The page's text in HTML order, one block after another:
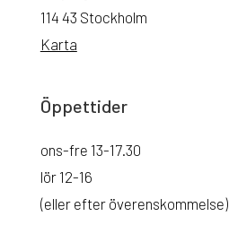
114 43 Stockholm
Karta
Öppettider
ons-fre 13-17.30
lör 12-16
(eller efter överenskommelse)